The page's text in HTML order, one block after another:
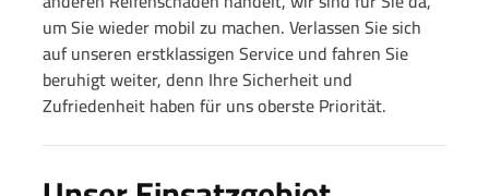
um Sie wieder mobil zu machen. Verlassen Sie sich
auf unseren erstklassigen Service und fahren Sie
beruhigt weiter, denn Ihre Sicherheit und
Zufriedenheit haben für uns oberste Priorität.